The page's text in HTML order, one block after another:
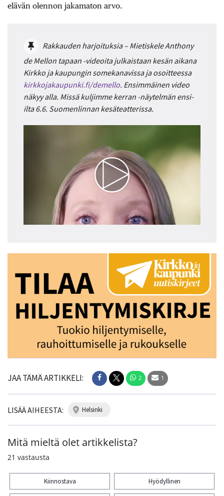
elävän olennon jakamaton arvo.
Rakkauden harjoituksia – Mietiskele Anthony
de Mellon tapaan -videoita julkaistaan kesän aikana
Kirkko ja kaupungin somekanavissa ja osoitteessa
kirkkojakaupunki.fi/demello. Ensimmäinen video
näkyy alla. Missä kuljimme kerran -näytelmän ensi-
ilta 6.6. Suomenlinnan kesäteatterissa.
JAA TÄMÄ ARTIKKELI: 2 1
LISÄÄ AIHEESTA: helsinki
Mitä mieltä olet artikkelista?
21 vastausta
Kiinnostava Hyödyllinen